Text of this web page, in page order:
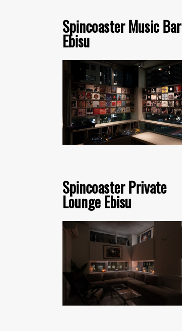
Spincoaster Music Bar
Ebisu
Spincoaster Private
Lounge Ebisu